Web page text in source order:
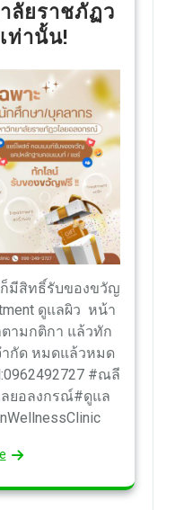
ลัยราชภัฏว
ท่านั้น!
ก็มีสิทธิ์รับของขวัญ
ดูแลผิว หน้า
ามกติกา แล้วทัก
กัด หมดแล้วหมด
#ณลี
ยอลงกรณ์#ดูแล